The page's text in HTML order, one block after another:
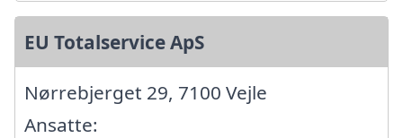
EU Totalservice ApS
Nørrebjerget 29, 7100 Vejle
Ansatte: